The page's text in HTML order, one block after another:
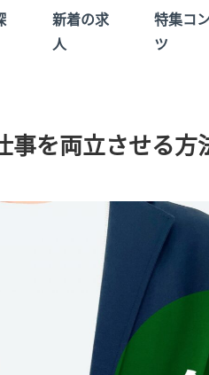
新着の求
人
特集コ
ツ
を両立させる方